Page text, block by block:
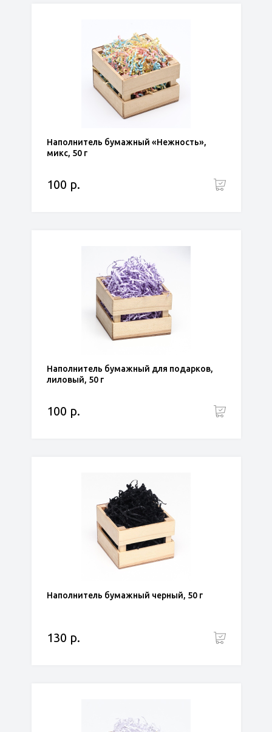
Наполнитель бумажный «Нежность»,
микс, 50 г
100 р.
Наполнитель бумажный для подарков,
лиловый, 50 г
100 р.
Наполнитель бумажный черный, 50 г
130 р.